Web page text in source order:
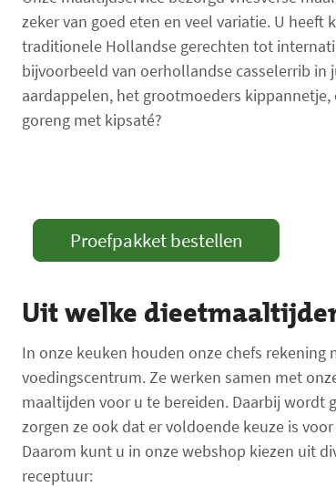
zeker van goed eten en veel variatie. U heeft
traditionele Hollandse gerechten tot
bijvoorbeeld van oerhollandse casselerrib in
aardappelen, het grootmoeders
goreng met kipsaté?
Proefpakket bestellen
Uit welke
In onze keuken houden onze chefs rekening
voedingscentrum. Ze werken samen met
maaltijden voor u te bereiden. Daarbij wordt
zorgen ze ook dat er voldoende keuze is
Daarom kunt u in onze webshop kiezen uit
receptuur: